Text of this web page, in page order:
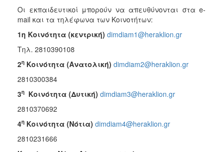
Οι εκπαιδευτικοί μπορούν να απευθύνονται στα e-
mail και τα τηλέφωνα των Κοινοτήτων:
1η Κοινότητα (κεντρική) dimdiam1@heraklion.gr
Τηλ. 2810390108
2η Κοινότητα (Ανατολική) dimdiam2@heraklion.gr
2810300384
3η Κοινότητα (Δυτική) dimdiam3@heraklion.gr
2810370692
4η Κοινότητα (Νότια) dimdiam4@heraklion.gr
2810231666